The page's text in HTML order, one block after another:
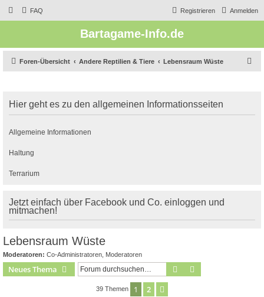
FAQ Anmelden
Registrieren
Bartagame-Info.de
Foren-Übersicht Andere Reptilien & Tiere Lebensraum Wüste
e
Hier geht es zu den allgemeinen Informationsseiten
Allgemeine Informationen
Haltung
Terrarium
Jetzt einfach über Facebook und Co. einloggen und
mitmachen!
Lebensraum Wüste
Moderatoren: Co-Administratoren Moderatoren
Neues Thema Suche
39 Themen 1 2